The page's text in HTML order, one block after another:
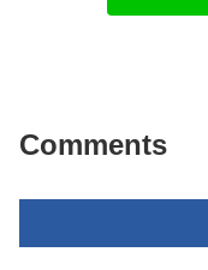
Comments